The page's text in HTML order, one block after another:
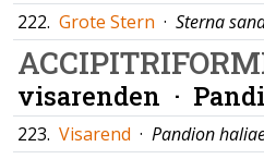
222. Grote Stern · Sterna
visarenden ·
223. Visarend · Pandion